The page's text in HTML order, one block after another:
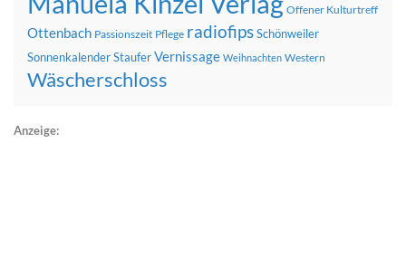
Offener Kulturtreff
Ottenbach Passionszeit Pflege radiofipsSchönweiler
SonnenkalenderStauferVernissage Weihnachten Western
Wäscherschloss
Anzeige: